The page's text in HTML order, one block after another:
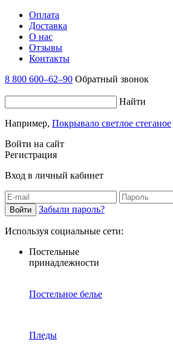
Оплата
Доставка
О нас
Отзывы
Контакты
8 800 600–62–90 Обратный звонок
Найти
Например, Покрывало светлое стеганое
Войти на сайт
Регистрация
Вход в личный кабинет
Забыли пароль?
Используя социальные сети:
Постельные
принадлежности
Постельное белье
Пледы